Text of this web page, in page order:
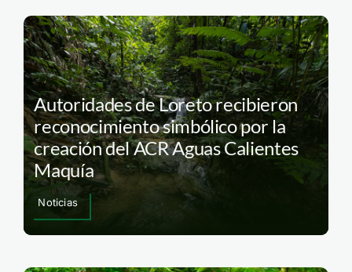
Autoridades de Loreto recibieron
reconocimiento simbólico por la
creación del ACR Aguas Calientes
Maquía
Noticias